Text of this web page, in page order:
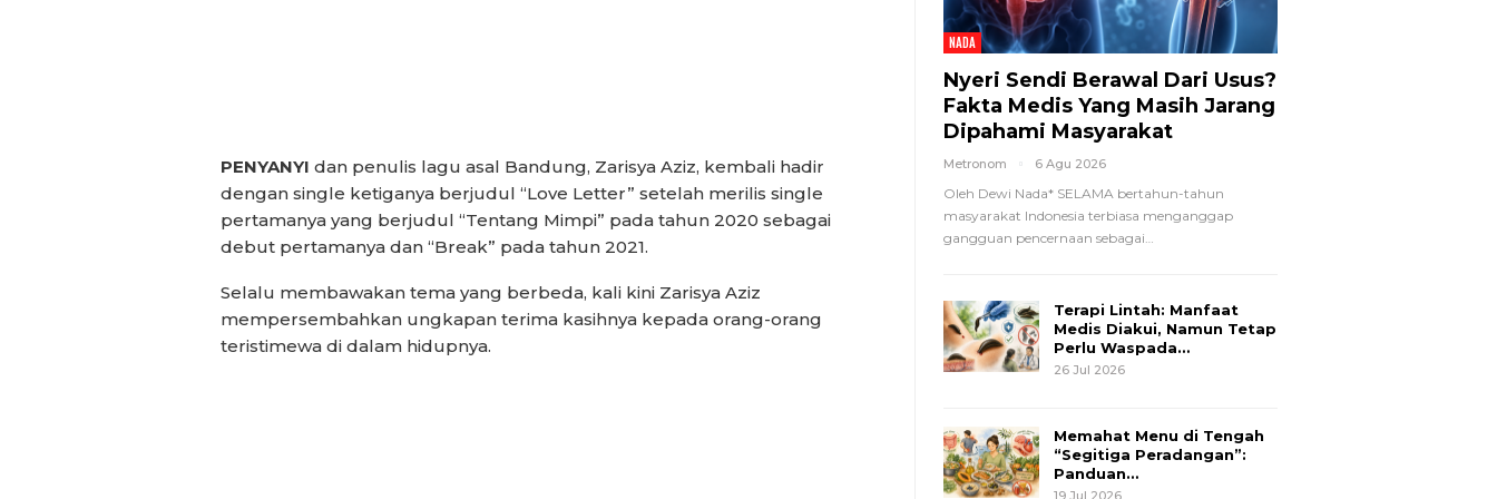
PENYANYI dan penulis lagu asal Bandung, Zarisya Aziz, kembali hadir
dengan single ketiganya berjudul “Love Letter” setelah merilis single
pertamanya yang berjudul “Tentang Mimpi” pada tahun 2020 sebagai
debut pertamanya dan “Break” pada tahun 2021.
Selalu membawakan tema yang berbeda, kali kini Zarisya Aziz
mempersembahkan ungkapan terima kasihnya kepada orang-orang
teristimewa di dalam hidupnya.
NADA
Nyeri Sendi Berawal Dari Usus?
Fakta Medis Yang Masih Jarang
Dipahami Masyarakat
Metronom 6 Agu 2026
Oleh Dewi Nada* SELAMA bertahun-tahun
masyarakat Indonesia terbiasa menganggap
gangguan pencernaan sebagai…
Terapi Lintah: Manfaat
Medis Diakui, Namun Tetap
Perlu Waspada…
26 Jul 2026
Memahat Menu di Tengah
“Segitiga Peradangan”:
Panduan…
19 Jul 2026